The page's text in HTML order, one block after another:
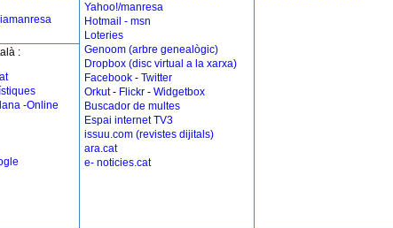
Yahoo!/manresa
Hotmail - msn
Loteries
Genoom (arbre genealògic)
Dropbox (disc virtual a la xarxa)
Facebook- Twitter
Orkut- Flickr- Widgetbox
Buscador de multes
Espai internet TV3
issuu.com (revistes dijitals)
ara.cat
e- noticies.cat
:
-Online